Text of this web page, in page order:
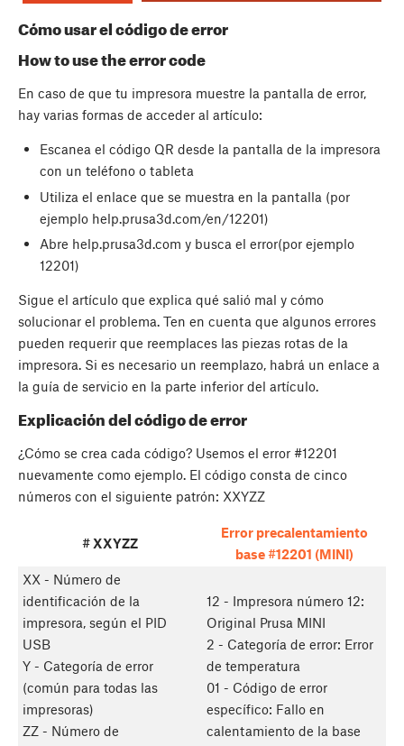
Cómo usar el código de error
How to use the error code
En caso de que tu impresora muestre la pantalla de error,
hay varias formas de acceder al artículo:
Escanea el código QR desde la pantalla de la impresora
con un teléfono o tableta
Utiliza el enlace que se muestra en la pantalla (por
ejemplo help.prusa3d.com/en/12201)
Abre help.prusa3d.com y busca el error(por ejemplo
12201)
Sigue el artículo que explica qué salió mal y cómo
solucionar el problema. Ten en cuenta que algunos errores
pueden requerir que reemplaces las piezas rotas de la
impresora. Si es necesario un reemplazo, habrá un enlace a
la guía de servicio en la parte inferior del artículo.
Explicación del código de error
¿Cómo se crea cada código? Usemos el error #12201
nuevamente como ejemplo. El código consta de cinco
números con el siguiente patrón: XXYZZ
# XXYZZ
Error precalentamiento
base #12201 (MINI)
XX - Número de
identificación de la
impresora, según el PID
USB
Y - Categoría de error
(común para todas las
impresoras)
ZZ - Número de
12 - Impresora número 12:
Original Prusa MINI
2 - Categoría de error: Error
de temperatura
01 - Código de error
específico: Fallo en
calentamiento de la base